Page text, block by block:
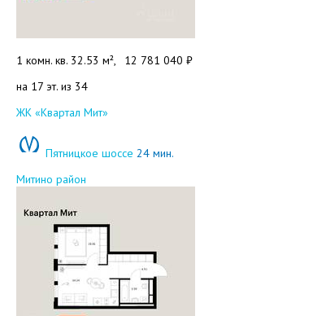
1 комн. кв. 32.53 м², 12 781 040 ₽
на 17 эт. из 34
Добавить в избранное
ЖК «Квартал Мит»
Пятницкое шоссе 24 мин.
Митино район